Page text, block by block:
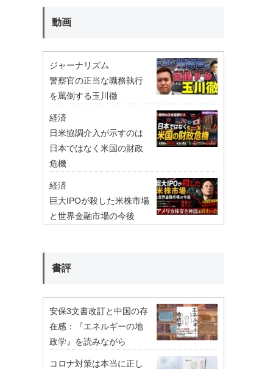
動画
ジャーナリズム
警察官の正当な職務執行
を罵倒する玉川徹
経済
日米協調介入が示すのは
日本ではなく米国の財政
危機
経済
巨大IPOが殺した米株市場
と世界金融市場の今後
書評
安保3文書改訂と中国の存
在感：『エネルギーの地
政学』を読みながら
コロナ対策は本当に正し